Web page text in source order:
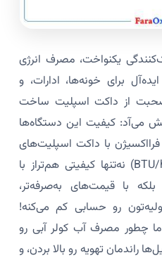
یکنواخت، مصرف انرژی
برای خونه‌ها، ادارات، و
از داکت اسپلیت ساخت
می‌آد: کیفیت این دستگاه‌ها
با داکت اسپلیت‌های
اینورتر ایرانی (۲۴۰۰۰-۶۰۰۰۰ BTU/hr) نه‌تنها کیفیتی هم‌تراز با
با قیمت‌های به‌صرفه‌تر،
رو حسابی کم می‌کنه!
یادتون میاد موتورهای BLDC ما چطور مصرف آب کولر آبی رو
راندمان تهویه رو بالا بردن، و